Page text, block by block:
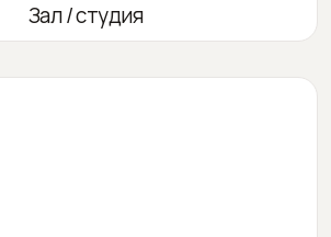
Зал / студия